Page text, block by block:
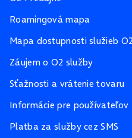
Roamingová mapa
Mapa dostupnosti služieb
Záujem o O2 služby
Sťažnosti a vrátenie tovaru
Informácie pre používateľov
Platba za služby cez SMS